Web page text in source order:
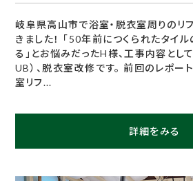
岐阜県高山市で浴室・脱衣室周りのリ
きました！ 「50年前につくられたタイ
る」とお悩みだったH様、工事内容とし
UB）、脱衣室改修です。 前回のレポ
室リフ...
詳細をみる